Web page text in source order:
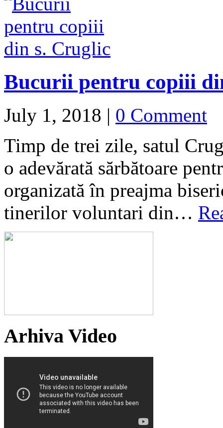
Bucurii pentru copiii
July 1, 2018 | 0 Comment
Timp de trei zile, satul
o adevărată sărbătoare
organizată în preajma
tinerilor voluntari din…
Arhiva Video